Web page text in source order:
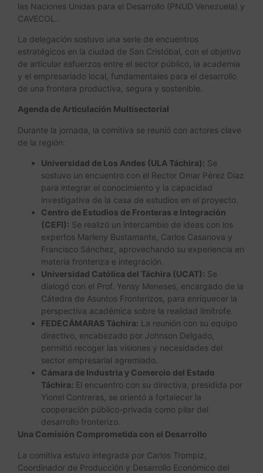
las Naciones Unidas para el Desarrollo (PNUD Venezuela) y
CAVECOL.
La delegación sostuvo una serie de encuentros
estratégicos en la ciudad de San Cristóbal, con el objetivo
de articular esfuerzos entre el sector público, la academia
y el empresariado local, fundamentales para el desarrollo
de una frontera productiva, segura y sostenible.
Agenda de Articulación Multisectorial
Durante la jornada, la comitiva se reunió con actores clave
de la región:
Universidad de Los Andes (ULA Táchira): Se
sostuvo un encuentro con el Rector Omar Pérez Díaz
para integrar el conocimiento y la capacidad
investigativa de la casa de estudios en el proyecto.
Centro de Estudios de Fronteras e Integración
(CEFI): Se realizó un intercambio de ideas con los
expertos Marleny Bustamante, Carlos Casanova y
Francisco Sánchez, aprovechando su experiencia en
materia fronteriza e integración.
Universidad Católica del Táchira (UCAT): Se
dialogó con el Prof. Yensy Meneses, encargado de la
Cátedra de Asuntos Fronterizos, para enriquecer la
perspectiva académica sobre la realidad limítrofe.
FEDECÁMARAS Táchira: La reunión con su equipo
directivo, encabezado por Johnson Delgado,
permitió recoger las visiones y necesidades del
sector empresarial agremiado.
Cámara de Industria y Comercio del Estado
Táchira: El encuentro con su directiva, presidida por
Yionel Contreras, se orientó a fortalecer la
cooperación público-privada como pilar del
desarrollo fronterizo.
Una Comisión Comprometida con el Desarrollo
La comitiva estuvo integrada por Carlos Trompiz,
Coordinador de Producción y Desarrollo Económico del